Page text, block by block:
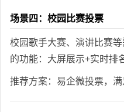
场景四：校园比赛投票
校园歌手大赛、演讲比赛
的功能：大屏展示+实时排
推荐方案：易企微投票，满